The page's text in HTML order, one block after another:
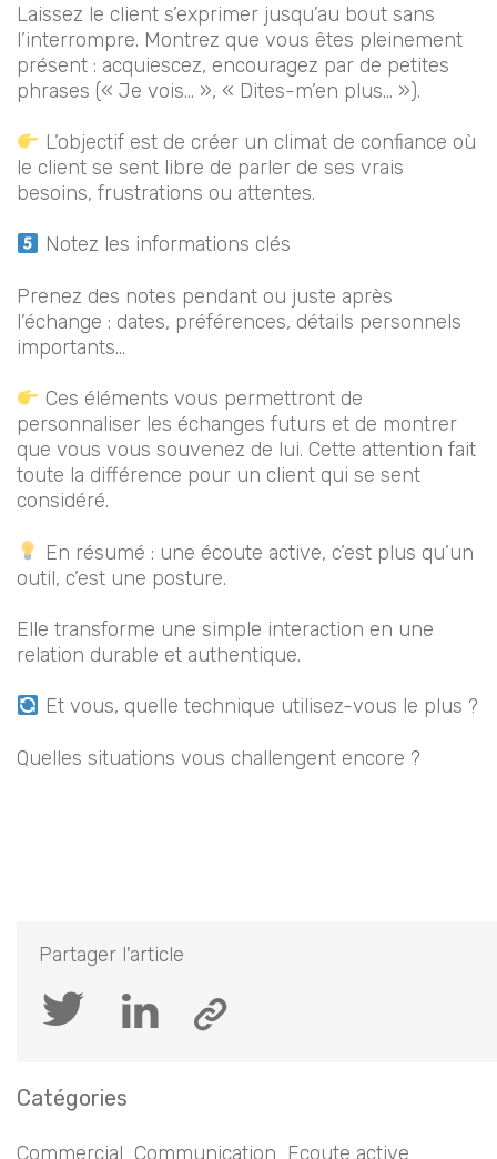
Laissez le client s’exprimer jusqu’au bout sans
l’interrompre. Montrez que vous êtes pleinement
présent : acquiescez, encouragez par de petites
phrases (« Je vois… », « Dites-m’en plus… »).
L’objectif est de créer un climat de confiance où
le client se sent libre de parler de ses vrais
besoins, frustrations ou attentes.
Notez les informations clés
Prenez des notes pendant ou juste après
l’échange : dates, préférences, détails personnels
importants…
Ces éléments vous permettront de
personnaliser les échanges futurs et de montrer
que vous vous souvenez de lui. Cette attention fait
toute la différence pour un client qui se sent
considéré.
En résumé : une écoute active, c’est plus qu’un
outil, c’est une posture.
Elle transforme une simple interaction en une
relation durable et authentique.
Et vous, quelle technique utilisez-vous le plus ?
Quelles situations vous challengent encore ?
Partager l'article
Catégories
Commercial Communication Ecoute active